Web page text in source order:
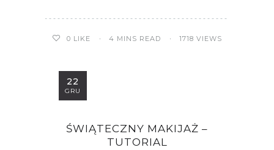
0 LIKE 4 MINS READ 1718 VIEWS
22
GRU
ŚWIĄTECZNY MAKIJAŻ –
TUTORIAL